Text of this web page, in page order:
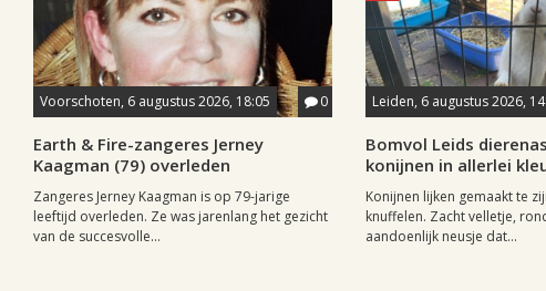
Voorschoten, 6 augustus 2026, 18:05 0
Earth & Fire-zangeres Jerney
Kaagman (79) overleden
Zangeres Jerney Kaagman is op 79-jarige
leeftijd overleden. Ze was jarenlang het gezicht
van de succesvolle...
Leiden, 6 augustus 2026,
Bomvol Leids
konijnen in allerlei
Konijnen lijken gemaakt te
knuffelen. Zacht velletje,
aandoenlijk neusje dat...